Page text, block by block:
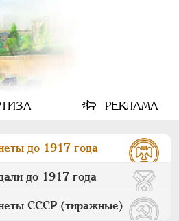
РЕКЛАМА
до 1917 года
до 1917 года
СССР (тиражные)